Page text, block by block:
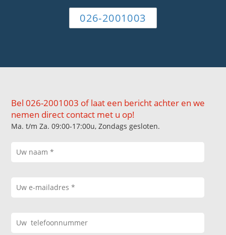
026-2001003
Bel 026-2001003 of laat een bericht achter en we
nemen direct contact met u op!
Ma. t/m Za. 09:00-17:00u, Zondags gesloten.